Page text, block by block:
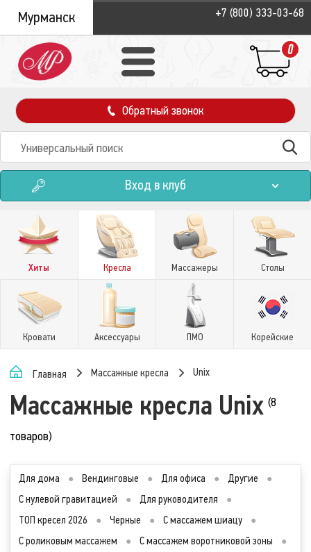
Мурманск +7 (800) 333-03-68
0
Обратный звонок
Вход в клуб
Хиты Кресла Массажеры Столы
Кровати Аксессуары ПМО Корейские
Главная Массажные кресла Unix
Массажные кресла Unix (8
товаров)
Для дома ● Вендинговые ● Для офиса ● Другие
●
С нулевой гравитацией
● Для руководителя
●
ТОП кресел 2026
● Черные ● С массажем шиацу
●
С роликовым массажем
● С массажем воротниковой зоны
●